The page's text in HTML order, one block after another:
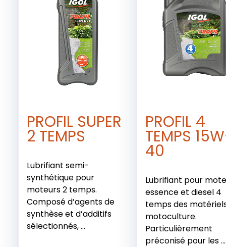
PROFIL SUPER
2 TEMPS
Lubrifiant semi-
synthétique pour
moteurs 2 temps.
Composé d’agents de
synthèse et d’additifs
sélectionnés, ...
PROFIL 4
TEMPS
40
Lubrifiant pour
essence et diesel 4
temps des
motoculture.
Particulièrement
préconisé pour les ...